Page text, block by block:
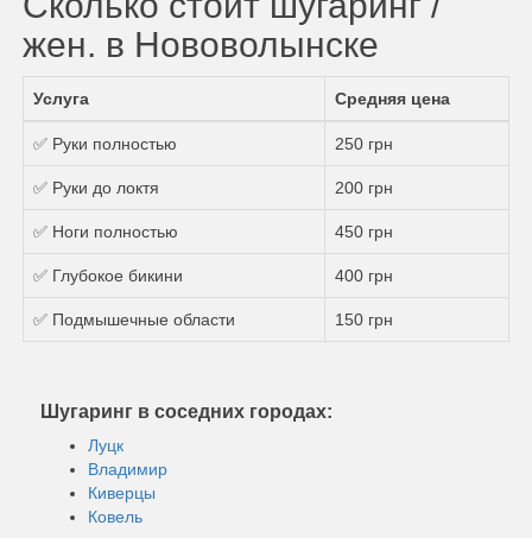
жен. в Нововолынске
Услуга Средняя цена
✅ Руки полностью 250 грн
✅ Руки до локтя 200 грн
✅ Ноги полностью 450 грн
✅ Глубокое бикини 400 грн
✅ Подмышечные области 150 грн
Шугаринг в соседних городах:
Луцк
Владимир
Киверцы
Ковель